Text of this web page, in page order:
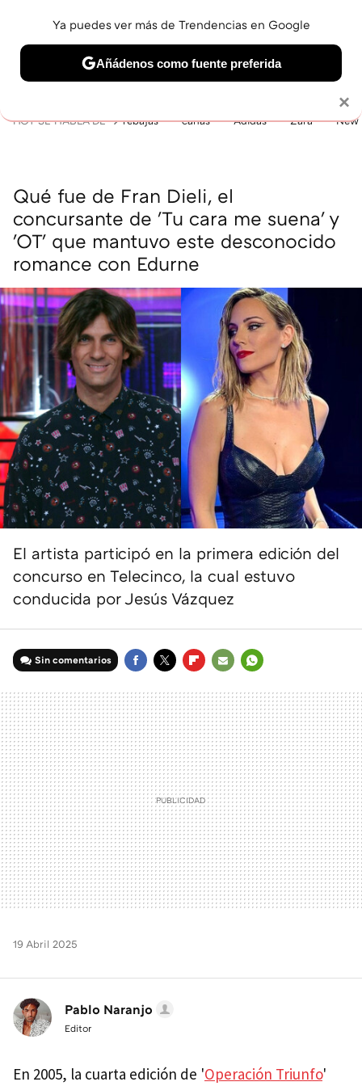
BELLEZA SHOPPING VIAJES GASTRO SNEAKERS
HOY SE HABLA DE rebajas canas Adidas Zara New
Qué fue de Fran Dieli, el
concursante de 'Tu cara me suena' y
'OT' que mantuvo este desconocido
romance con Edurne
El artista participó en la primera edición del
concurso en Telecinco, la cual estuvo
conducida por Jesús Vázquez
Sin comentarios
MAIL
19 Abril 2025
Pablo Naranjo
Editor
En 2005, la cuarta edición de 'Operación Triunfo'
×
Ya puedes ver más de Trendencias en Google
Añádenos como fuente preferida